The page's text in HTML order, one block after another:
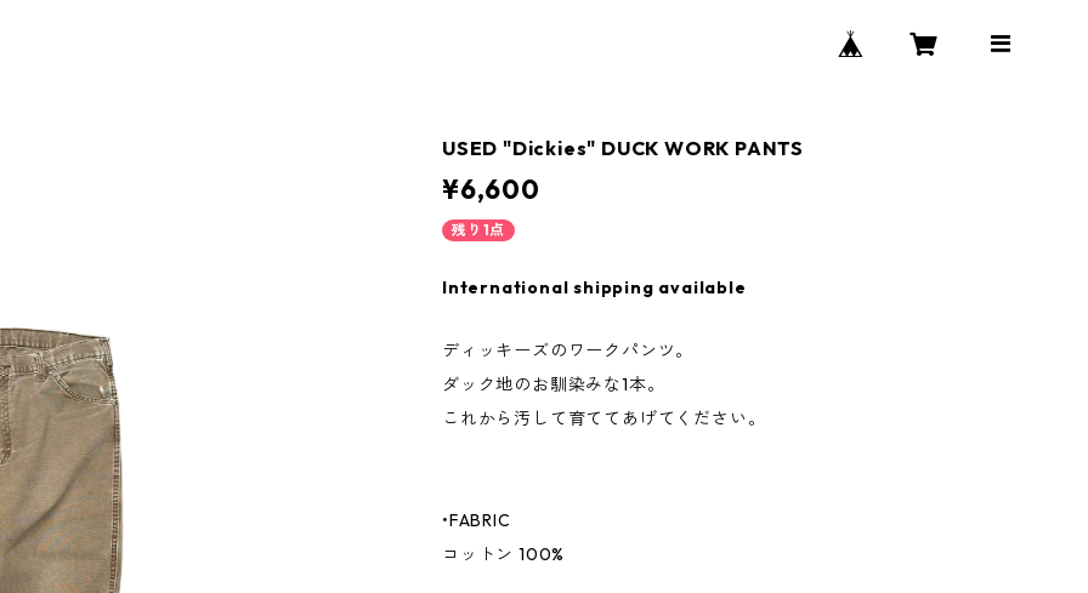
USED "Dickies" DUCK WORK PANTS
¥6,600
残り1点
International shipping available
ディッキーズのワークパンツ。
ダック地のお馴染みな1本。
これから汚して育ててあげてください。
•FABRIC
コットン 100%